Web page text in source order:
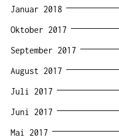
Januar 2018
Oktober 2017
September 2017
August 2017
Juli 2017
Juni 2017
Mai 2017